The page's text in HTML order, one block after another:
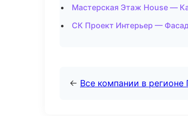
Мастерская Этаж House —
СК Проект Интерьер —
← Все компании в